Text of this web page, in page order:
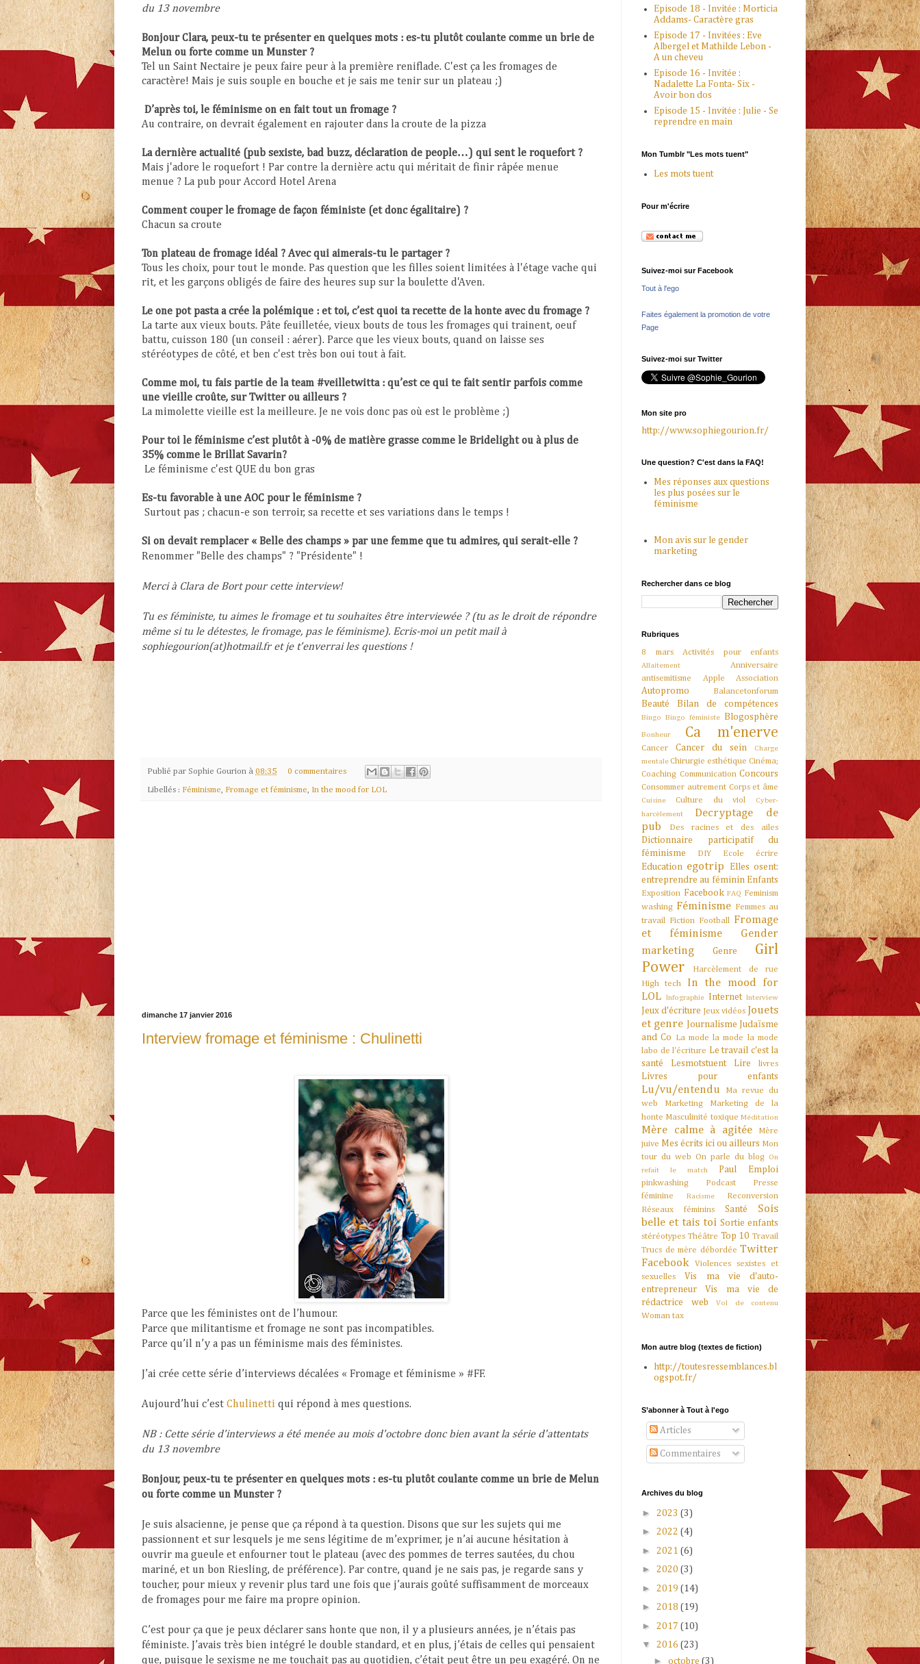
du 13 novembre
Bonjour Clara, peux-tu te présenter en quelques mots : es-tu plutôt coulante comme un brie de
Melun ou forte comme un Munster ?
Tel un Saint Nectaire je peux faire peur à la première reniflade. C'est ça les fromages de
caractère! Mais je suis souple en bouche et je sais me tenir sur un plateau ;)
D’après toi, le féminisme on en fait tout un fromage ?
Au contraire, on devrait également en rajouter dans la croute de la pizza
La dernière actualité (pub sexiste, bad buzz, déclaration de people…) qui sent le roquefort ?
Mais j'adore le roquefort ! Par contre la dernière actu qui méritait de finir râpée menue
menue ? La pub pour Accord Hotel Arena
Comment couper le fromage de façon féministe (et donc égalitaire) ?
Chacun sa croute
Ton plateau de fromage idéal ? Avec qui aimerais-tu le partager ?
Tous les choix, pour tout le monde. Pas question que les filles soient limitées à l'étage vache qui
rit, et les garçons obligés de faire des heures sup sur la boulette d'Aven.
Le one pot pasta a crée la polémique : et toi, c’est quoi ta recette de la honte avec du fromage ?
La tarte aux vieux bouts. Pâte feuilletée, vieux bouts de tous les fromages qui trainent, oeuf
battu, cuisson 180 (un conseil : aérer). Parce que les vieux bouts, quand on laisse ses
stéréotypes de côté, et ben c'est très bon oui tout à fait.
Comme moi, tu fais partie de la team #veilletwitta : qu’est ce qui te fait sentir parfois comme
une vieille croûte, sur Twitter ou ailleurs ?
La mimolette vieille est la meilleure. Je ne vois donc pas où est le problème ;)
Pour toi le féminisme c’est plutôt à -0% de matière grasse comme le Bridelight ou à plus de
35% comme le Brillat Savarin?
Le féminisme c'est QUE du bon gras
Es-tu favorable à une AOC pour le féminisme ?
Surtout pas ; chacun-e son terroir, sa recette et ses variations dans le temps !
Si on devait remplacer « Belle des champs » par une femme que tu admires, qui serait-elle ?
Renommer "Belle des champs" ? "Présidente" !
Merci à Clara de Bort pour cette interview!
Tu es féministe, tu aimes le fromage et tu souhaites être interviewée ? (tu as le droit de répondre
même si tu le détestes, le fromage, pas le féminisme). Ecris-moi un petit mail à
sophiegourion(at)hotmail.fr et je t’enverrai les questions !
Publié par Sophie Gourion à 08:35 0 commentaires
Libellés : Féminisme, Fromage et féminisme, In the mood for LOL
dimanche 17 janvier 2016
Interview fromage et féminisme : Chulinetti
Parce que les féministes ont de l’humour.
Parce que militantisme et fromage ne sont pas incompatibles.
Parce qu’il n’y a pas un féminisme mais des féministes.
J’ai crée cette série d’interviews décalées « Fromage et féminisme » #FF.
Aujourd’hui c’est Chulinetti qui répond à mes questions.
NB : Cette série d'interviews a été menée au mois d'octobre donc bien avant la série d'attentats
du 13 novembre
Bonjour, peux-tu te présenter en quelques mots : es-tu plutôt coulante comme un brie de Melun
ou forte comme un Munster ?
Je suis alsacienne, je pense que ça répond à ta question. Disons que sur les sujets qui me
passionnent et sur lesquels je me sens légitime de m’exprimer, je n’ai aucune hésitation à
ouvrir ma gueule et enfourner tout le plateau (avec des pommes de terres sautées, du chou
mariné, et un bon Riesling, de préférence). Par contre, quand je ne sais pas, je regarde sans y
toucher, pour mieux y revenir plus tard une fois que j’aurais goûté suffisamment de morceaux
de fromages pour me faire ma propre opinion.
C’est pour ça que je peux déclarer sans honte que non, il y a plusieurs années, je n’étais pas
féministe. J’avais très bien intégré le double standard, et en plus, j’étais de celles qui pensaient
que, puisque le sexisme ne me touchait pas au quotidien, c’était peut être un peu exagéré. On ne
Episode 18 - Invitée : Morticia
Addams- Caractère gras
Episode 17 - Invitées : Eve
Albergel et Mathilde Lebon -
A un cheveu
Episode 16 - Invitée :
Nadalette La Fonta- Six -
Avoir bon dos
Episode 15 - Invitée : Julie - Se
reprendre en main
Mon Tumblr "Les mots tuent"
Les mots tuent
Pour m'écrire
Suivez-moi sur Facebook
Tout à l'ego
Faites également la promotion de votre
Page
Suivez-moi sur Twitter
Mon site pro
http://www.sophiegourion.fr/
Une question? C'est dans la FAQ!
Mes réponses aux questions
les plus posées sur le
féminisme
Mon avis sur le gender
marketing
Rechercher dans ce blog
Rubriques
8 mars Activités pour enfants
Allaitement
Anniversaire
antisemitisme
Apple Association
Autopromo Balancetonforum
Beauté Bilan de compétences
Bingo Bingo féministe Blogosphère
Bonheur Ca m'enerve
Cancer Cancer du sein
Charge
mentaleChirurgie esthétique Cinéma;
Coaching Communication Concours
Consommer autrement Corps et âme
Cuisine Culture du viol
Cyber-
harcèlement
Decryptage de
pub
Des racines et des ailes
Dictionnaire participatif du
féminisme
DIY Ecole écrire
Education egotrip
Elles osent:
entreprendre au féminin Enfants
Exposition Facebook FAQ Feminism
washing Féminisme Femmes au
travail Fiction Football Fromage
et féminisme
Gender
marketing
Genre
Girl
Power
Harcèlement de rue
High tech
In the mood for
LOL
Infographie Internet Interview
Jeux d'écriture Jeux vidéos Jouets
et genre
Journalisme
Judaïsme
and Co
La mode la mode la mode
labo de l'écriture Le travail c'est la
santé
Lesmotstuent Lire livres
Livres pour enfants
Lu/vu/entendu
Ma revue du
web
Marketing
Marketing de la
honte Masculinité toxique Méditation
Mère calme à agitée
Mère
juive Mes écrits ici ou ailleurs Mon
tour du web On parle du blog
On
refait le match
Paul Emploi
pinkwashing Podcast
Presse
féminine
Racisme
Reconversion
Réseaux féminins
Santé
Sois
belle et tais toi Sortie enfants
stéréotypes Théâtre Top 10 Travail
Trucs de mère débordée Twitter
Facebook
Violences sexistes et
sexuelles
Vis ma vie d'auto-
entrepreneur
Vis ma vie de
rédactrice web
Vol de contenu
Woman tax
Mon autre blog (textes de fiction)
http://toutesressemblances.bl
ogspot.fr/
S’abonner à Tout à l'ego
Articles
Commentaires
Archives du blog
► 2023 (3)
► 2022 (4)
► 2021 (6)
► 2020 (3)
► 2019 (14)
► 2018 (19)
► 2017 (10)
▼ 2016 (23)
► octobre (3)